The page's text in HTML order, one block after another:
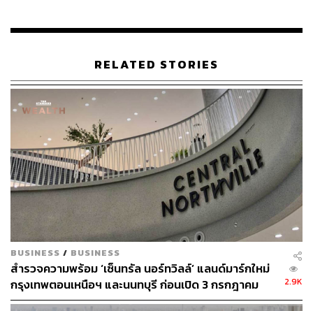
จังหวัดก็มองเห็นโอกาสการลงทุนและต้องพิจารณาจังหวะที่
สิ่งที่น่าสนใจของ Market Place คือจะมีร้านค้าและร้าน
อาหารชื่อดังมากกว่า 300 แบรนด์ การบริการต่างๆ และพื้นที่
ให้ทำกิจกรรม โดยนำ DNA ของเซ็นทรัลพัฒนาที่ทำ
ศูนย์การค้ามากว่า 40 ปี มีฐานข้อมูลที่ทำความเข้าใจ
พฤติกรรมลูกค้าเข้ามาเสริมการบริการให้ตอบโจทย์ได้มาก
ขึ้น
เบื้องต้นในปี 2568 จะเริ่มเปิดตัวโครงการ Market Place
สาขาเทพรักษ์ ซึ่งจะถือเป็นฟอร์แมตใหม่ที่ปรับภาพลักษณ์ให้
ทันสมัยขึ้นในย่านซึ่งอยู่กึ่งกลางถนนรามอินทราและวัชรพล
มีพื้นที่ขนาด 5,800 ตารางเมตร จำนวน 60 ร้านค้า และพื้นที่
Urban Fresh Market ขนาด 1,500 ตารางเมตร จำนวน 300
ร้านค้า และมีพื้นที่ Pet Friendly พาสัตว์เลี้ยงมาเดินเล่นได้ ซึ่ง
จะเปิดให้บริการเต็มรูปแบบในเดือนมกราคม 2568
RELATED STORIES
BUSINESS / BUSINESS
สำรวจความพร้อม ‘เซ็นทรัล นอร์ทวิลล์’ แลนด์มาร์กใหม่
กรุงเทพตอนเหนือฯ และนนทบุรี ก่อนเปิด 3 กรกฎาคม
2569 นี้
2.9K